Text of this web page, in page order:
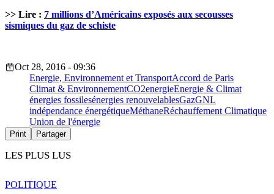
>> Lire : 7 millions d’Américains exposés aux secousses
sismiques du gaz de schiste
Oct 28, 2016 - 09:36
Energie, Environnement et TransportAccord de Paris
Climat & EnvironnementCO2energieEnergie & Climat
énergies fossilesénergies renouvelablesGazGNL
indépendance énergétiqueMéthaneRéchauffement Climatique
Union de l'énergie
Print Partager
LES PLUS LUS
POLITIQUE